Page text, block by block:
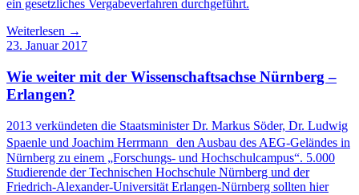
ein gesetzliches Vergabeverfahren durchgeführt.
Weiterlesen →
23. Januar 2017
Wie weiter mit der Wissenschaftsachse Nürnberg –
Erlangen?
2013 verkündeten die Staatsminister Dr. Markus Söder, Dr. Ludwig
Spaenle und Joachim Herrmann den Ausbau des AEG-Geländes in
Nürnberg zu einem „Forschungs- und Hochschulcampus“. 5.000
Studierende der Technischen Hochschule Nürnberg und der
Friedrich-Alexander-Universität Erlangen-Nürnberg sollten hier